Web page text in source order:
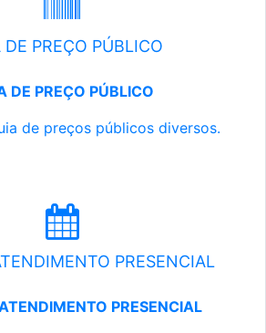
DE PREÇO PÚBLICO
DE PREÇO PÚBLICO
de preços públicos diversos.
PRESENCIAL
PRESENCIAL